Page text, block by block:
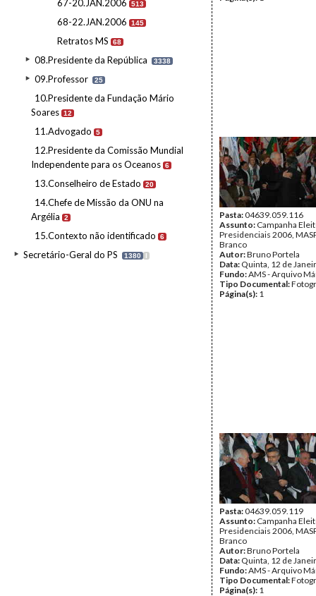
67-20.JAN.2006 513
68-22.JAN.2006 145
Retratos MS 68
08.Presidente da República 3338
09.Professor 25
10.Presidente da Fundação Mário
Soares 12
11.Advogado 5
12.Presidente da Comissão Mundial
Independente para os Oceanos 6
13.Conselheiro de Estado 20
14.Chefe de Missão da ONU na
Argélia
2
15.Contexto não identificado 6
Secretário-Geral do PS 1380 I
Pasta:04639.059.116
Assunto: Campanha
Presidenciais 2006,
Branco
Autor:Bruno Portela
Data: Quinta, 12 de
Fundo:AMS - Arquivo
Tipo Documental:
Página(s): 1
Pasta:04639.059.119
Assunto: Campanha
Presidenciais 2006,
Branco
Autor:Bruno Portela
Data: Quinta, 12 de
Fundo:AMS - Arquivo
Tipo Documental:
Página(s): 1